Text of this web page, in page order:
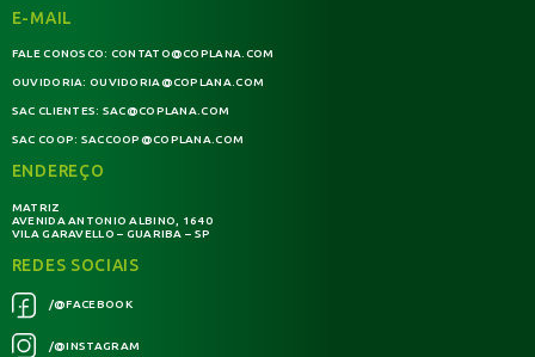
E-MAIL
FALE CONOSCO: CONTATO@COPLANA.COM
OUVIDORIA: OUVIDORIA@COPLANA.COM
SAC CLIENTES: SAC@COPLANA.COM
SAC COOP: SACCOOP@COPLANA.COM
ENDEREÇO
MATRIZ
AVENIDA ANTONIO ALBINO, 1640
VILA GARAVELLO – GUARIBA – SP
REDES SOCIAIS
/@FACEBOOK
/@INSTAGRAM